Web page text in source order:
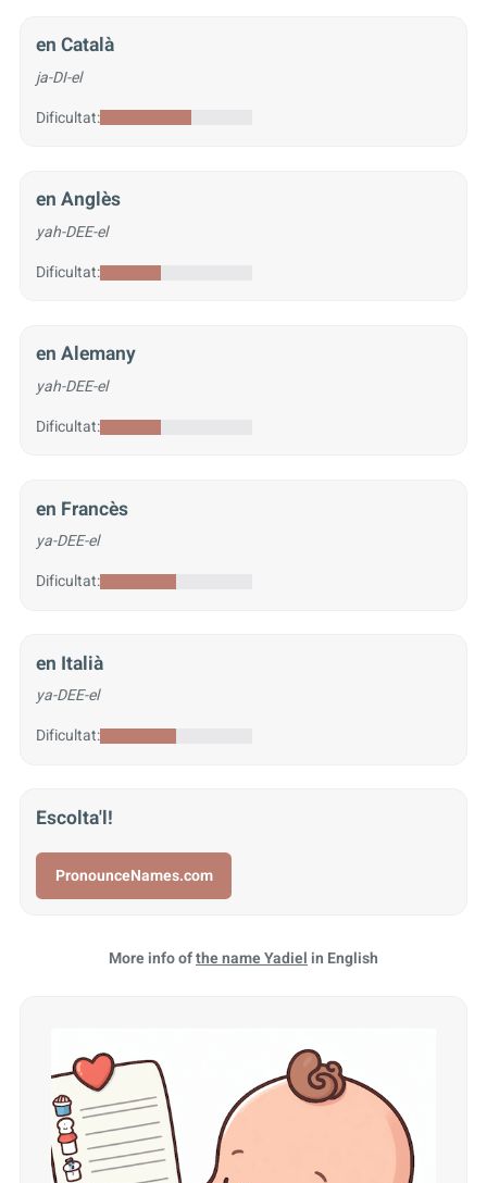
en Català
ja-DI-el
Dificultat:
en Anglès
yah-DEE-el
Dificultat:
en Alemany
yah-DEE-el
Dificultat:
en Francès
ya-DEE-el
Dificultat:
en Italià
ya-DEE-el
Dificultat:
Escolta'l!
PronounceNames.com
More info ofthe name Yadielin English